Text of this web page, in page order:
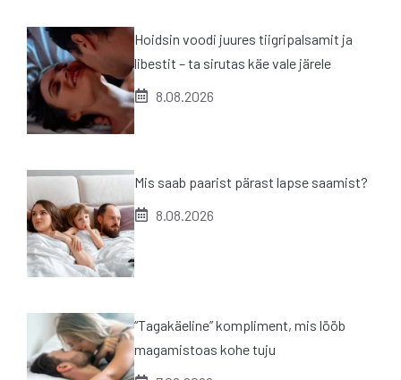
Hoidsin voodi juures tiigripalsamit ja
libestit – ta sirutas käe vale järele
8.08.2026
Mis saab paarist pärast lapse saamist?
8.08.2026
“Tagakäeline” kompliment, mis lööb
magamistoas kohe tuju